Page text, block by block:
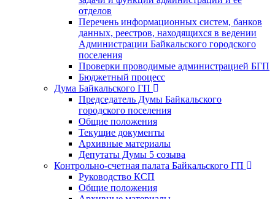
отделов
Перечень информационных систем, банков
данных, реестров, находящихся в ведении
Администрации Байкальского городского
поселения
Проверки проводимые администрацией БГП
Бюджетный процесс
Дума Байкальского ГП
Председатель Думы Байкальского
городского поселения
Общие положения
Текущие документы
Архивные материалы
Депутаты Думы 5 созыва
Контрольно-счетная палата Байкальского ГП
Руководство КСП
Общие положения